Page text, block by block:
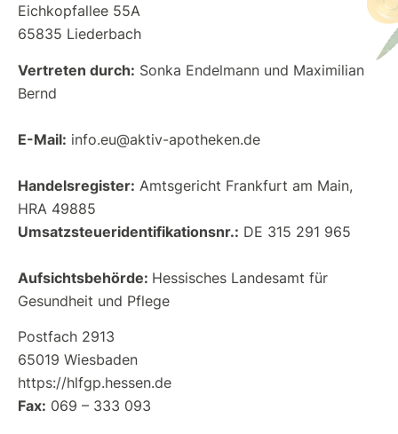
Eichkopfallee 55A
65835 Liederbach
Vertreten durch: Sonka Endelmann und Maximilian
Bernd
E-Mail: info.eu@aktiv-apotheken.de
Handelsregister: Amtsgericht Frankfurt am Main,
HRA 49885
Umsatzsteueridentifikationsnr.: DE 315 291 965
Aufsichtsbehörde: Hessisches Landesamt für
Gesundheit und Pflege
Postfach 2913
65019 Wiesbaden
https://hlfgp.hessen.de
Fax: 069 – 333 093